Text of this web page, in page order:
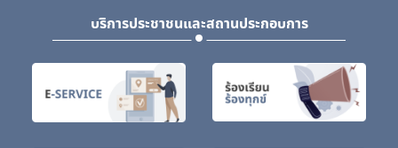
บริการประชาชนและสถานประกอบการ